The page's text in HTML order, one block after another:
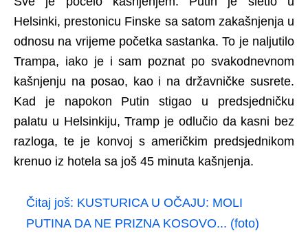
Helsinki, prestonicu Finske sa satom zakašnjenja u
odnosu na vrijeme početka sastanka. To je naljutilo
Trampa, iako je i sam poznat po svakodnevnom
kašnjenju na posao, kao i na državničke susrete.
Kad je napokon Putin stigao u predsjedničku
palatu u Helsinkiju, Tramp je odlučio da kasni bez
razloga, te je konvoj s američkim predsjednikom
krenuo iz hotela sa još 45 minuta kašnjenja.
Čitaj još: KUSTURICA U OČAJU: MOLI
PUTINA DA NE PRIZNA KOSOVO... (foto)